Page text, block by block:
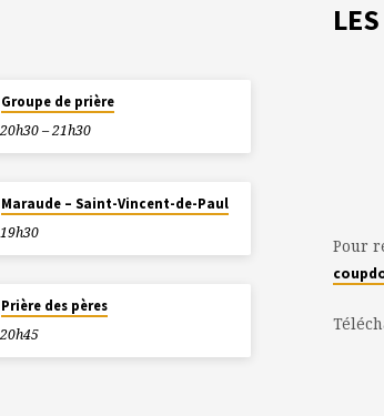
Groupe de prière
20h30 – 21h30
Maraude – Saint-Vincent-de-Paul
19h30
Prière des pères
20h45
Pour